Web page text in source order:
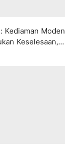
Kediaman Moden
Keselesaan,